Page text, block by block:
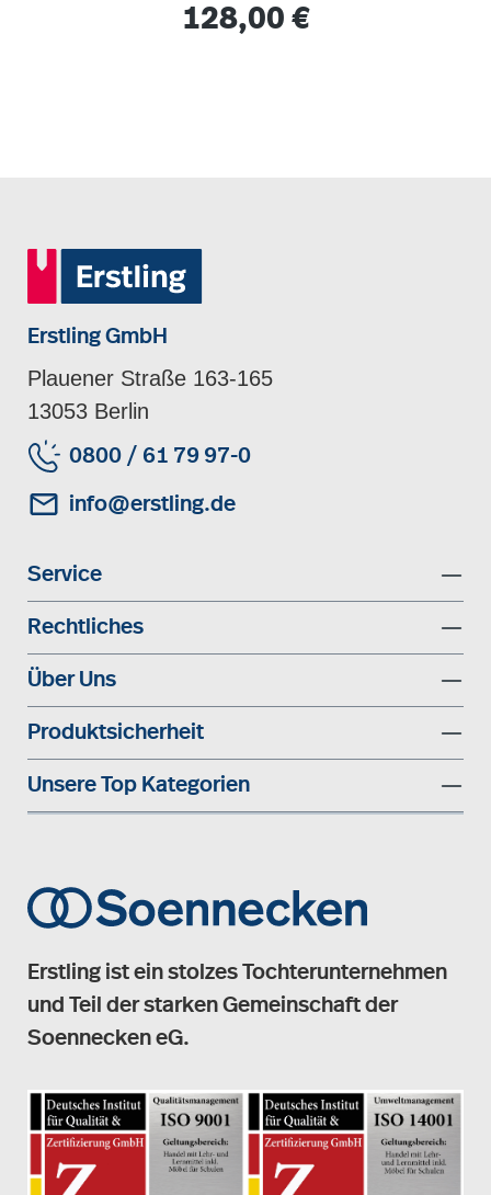
Regulärer Preis:
128,00 €
Erstling GmbH
Plauener Straße 163-165
13053 Berlin
0800 / 61 79 97-0
info@erstling.de
Service
Rechtliches
Über Uns
Produktsicherheit
Unsere Top Kategorien
Erstling ist ein stolzes Tochterunternehmen
und Teil der starken Gemeinschaft der
Soennecken eG.